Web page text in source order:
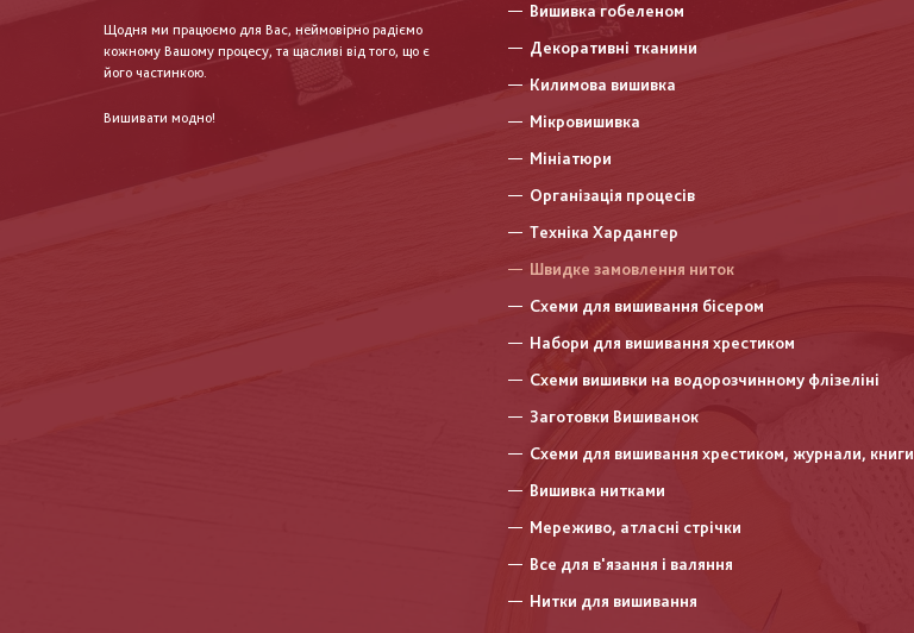
Щодня ми працюємо для Вас, неймовірно радіємо
кожному Вашому процесу, та щасливі від того, що є
його частинкою.
Вишивати модно!
Вишивка гобеленом
Декоративні тканини
Килимова вишивка
Мікровишивка
Мініатюри
Організація процесів
Техніка Хардангер
Швидке замовлення ниток
Схеми для вишивання бісером
Набори для вишивання хрестиком
Схеми вишивки на водорозчинному флізеліні
Заготовки Вишиванок
Схеми для вишивання хрестиком, журнали, книги
Вишивка нитками
Мереживо, атласні стрічки
Все для в'язання і валяння
Нитки для вишивання